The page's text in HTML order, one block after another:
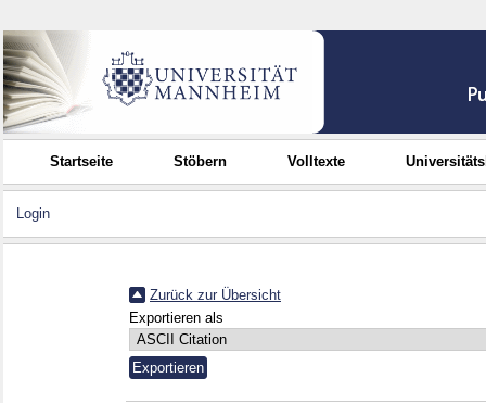
Startseite Stöbern Volltexte
Login
Zurück zur Übersicht
Exportieren als